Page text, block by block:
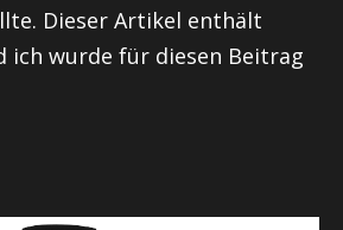
Dieser Artikel enthält
ich wurde für diesen Beitrag